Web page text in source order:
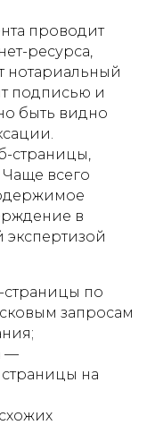
проводит
ресурса,
нотариальный
подписью и
быть видно
страницы,
всего
в
по
запросам
—
на